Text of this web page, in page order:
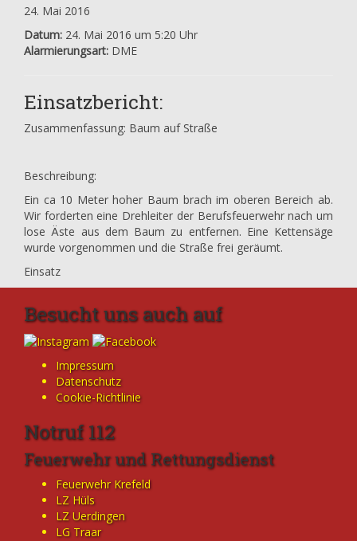
24. Mai 2016
Datum: 24. Mai 2016 um 5:20 Uhr
Alarmierungsart: DME
Einsatzbericht:
Zusammenfassung: Baum auf Straße
Beschreibung:
Ein ca 10 Meter hoher Baum brach im oberen Bereich ab.
Wir forderten eine Drehleiter der Berufsfeuerwehr nach um
lose Äste aus dem Baum zu entfernen. Eine Kettensäge
wurde vorgenommen und die Straße frei geräumt.
Einsatz
Besucht uns auch auf
Impressum
Datenschutz
Cookie-Richtlinie
Notruf 112
Feuerwehr und Rettungsdienst
Feuerwehr Krefeld
LZ Hüls
LZ Uerdingen
LG Traar